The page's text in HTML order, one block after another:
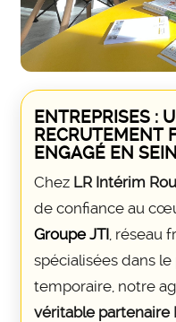
ENTREPRISES :
RECRUTEMENT
ENGAGÉ EN
Chez LR Intérim
de confiance au
Groupe JTI , réseau
spécialisées dans
temporaire, notre
véritable partenaire